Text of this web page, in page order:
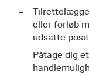
eller forløb
udsatte
Påtage dig